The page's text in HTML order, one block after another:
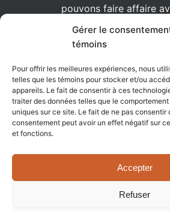
Gérer le
témoins
Pour offrir les meilleures expériences, nous
telles que les témoins pour stocker et/ou
appareils. Le fait de consentir à ces
traiter des données telles que le
uniques sur ce site. Le fait de ne pas consentir
consentement peut avoir un effet négatif sur
et fonctions.
Accepter
Refuser
pouvons faire affaire
Fabricant de meubles en bois
Déjà trois générations de
Notre
1581 route
Daveluyville, QC,